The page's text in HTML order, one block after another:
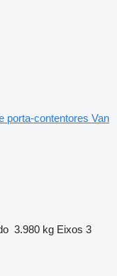
porta-contentores Van
3.980 kg Eixos 3